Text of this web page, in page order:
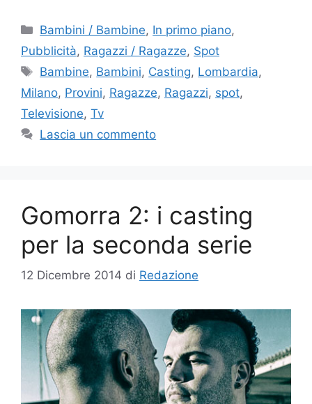
Categorie
Bambini / Bambine, In primo piano,
Pubblicità, Ragazzi / Ragazze, Spot
Tag
Bambine, Bambini, Casting, Lombardia,
Milano, Provini, Ragazze, Ragazzi, spot,
Televisione, Tv
Lascia un commento
Gomorra 2: i casting
per la seconda serie
12 Dicembre 2014 di Redazione